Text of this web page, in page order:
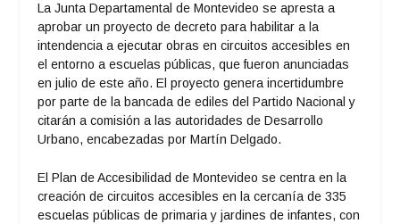
La Junta Departamental de Montevideo se apresta a
aprobar un proyecto de decreto para habilitar a la
intendencia a ejecutar obras en circuitos accesibles en
el entorno a escuelas públicas, que fueron anunciadas
en julio de este año. El proyecto genera incertidumbre
por parte de la bancada de ediles del Partido Nacional y
citarán a comisión a las autoridades de Desarrollo
Urbano, encabezadas por Martín Delgado.
El Plan de Accesibilidad de Montevideo se centra en la
creación de circuitos accesibles en la cercanía de 335
escuelas públicas de primaria y jardines de infantes, con